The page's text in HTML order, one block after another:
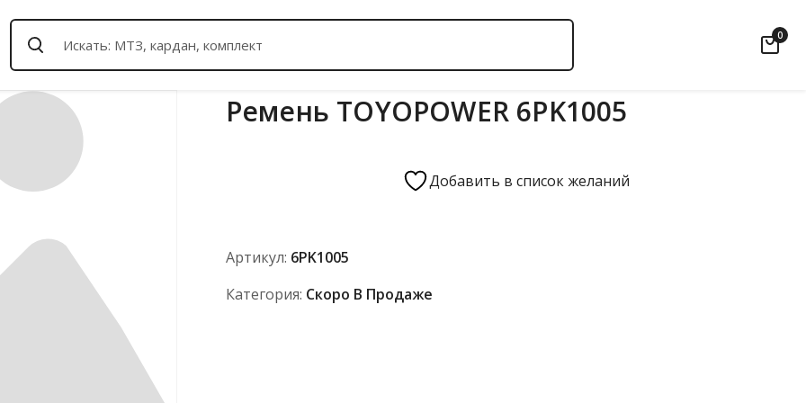
0
Ремень TOYOPOWER 6PK1005
Добавить в список желаний
Артикул: 6PK1005
Категория: Скоро В Продаже